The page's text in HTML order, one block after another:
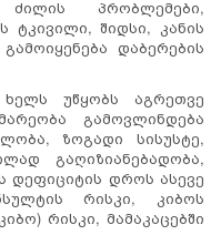
პრობლემები,
ტკივილი, შიდსი, კანის
დაბერების
უწყობს აგრეთვე
გამოვლინდება
ზოგადი სისუსტე,
გაღიზიანებადობა,
დეფიციტის დროს ასევე
რისკი, კიბოს
რისკი, მამაკაცებში